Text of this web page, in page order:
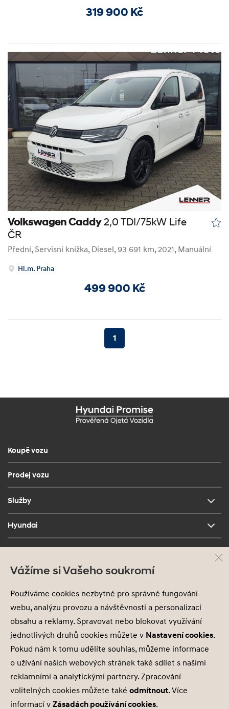
319 900 Kč
Volkswagen Caddy2,0 TDI/75kW Life
ČR
Přední, Servisní knížka, Diesel, 93 691 km, 2021, Manuální
Hl.m. Praha
499 900 Kč
1
Koupě vozu
Prodej vozu
Služby
Hyundai
Kontakt
© 2026 Hyundai Motor Czech s.r.o.
Všechna práva vyhrazena
Ochrana osobních údajů
Nastavení cookies
Zásady používání cookies
Vážíme si Vašeho soukromí
Používáme cookies nezbytné pro správné fungování
webu, analýzu provozu a návštěvnosti a personalizaci
obsahu a reklamy. Spravovat nebo blokovat využívání
jednotlivých druhů cookies můžete v Nastavení cookies.
Pokud nám k tomu udělíte souhlas, můžeme informace
o užívání našich webových stránek také sdílet s našimi
reklamními a analytickými partnery. Zpracování
volitelných cookies můžete také odmítnout. Více
informací v Zásadách používání cookies.